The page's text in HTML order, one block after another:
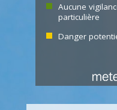
Aucune
particulière
Danger